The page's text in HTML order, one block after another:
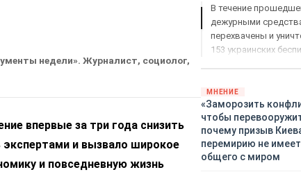
недели». Журналист, социолог,
впервые за три года снизить
и вызвало широкое
и повседневную жизнь
В течение
дежурными
перехвачены и
153 украинских
территориями
Брянской,
Воронежской,
Курской, Липецкой,
Орловской,
Рязанской,
МНЕНИЕ
«Заморозить
чтобы
почему призыв
перемирию не имеет
общего с миром